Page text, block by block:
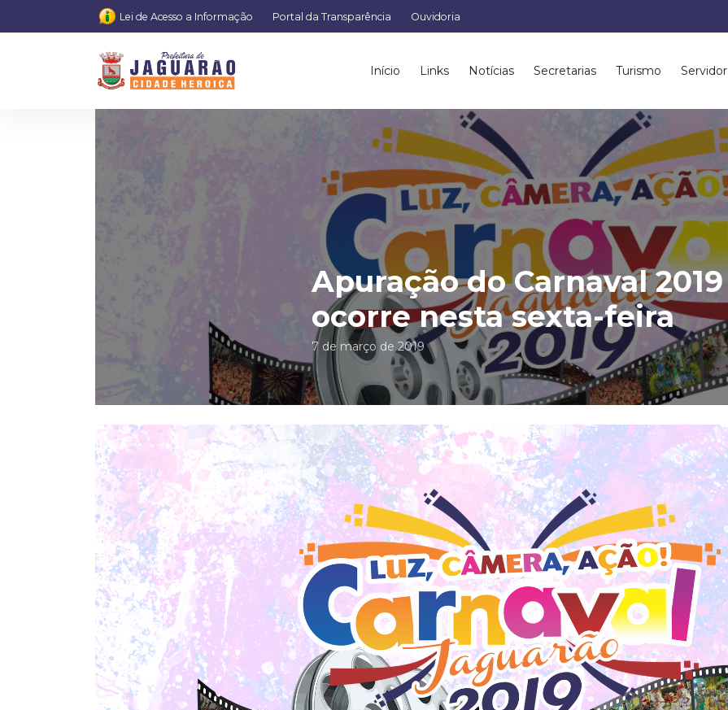
Lei de Acesso a Informação Portal da Transparência Ouvidoria
Início Links Notícias Secretarias Turismo Servidor
Apuração do Carnaval 2019
ocorre nesta sexta-feira
7 de março de 2019